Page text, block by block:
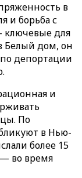
в
и борьба с
ключевые для
Белый дом, он
депортации
и
По
в Нью-
более 15
во время